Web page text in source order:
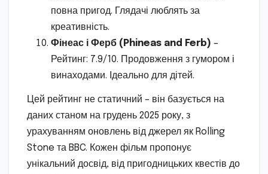
повна пригод. Глядачі люблять за
креативність.
Фінеас і Ферб (Phineas and Ferb) –
Рейтинг: 7.9/10. Продовження з гумором і
винаходами. Ідеально для дітей.
Цей рейтинг не статичний – він базується на
даних станом на грудень 2025 року, з
урахуванням оновлень від джерел як Rolling
Stone та BBC. Кожен фільм пропонує
унікальний досвід, від пригодницьких квестів до